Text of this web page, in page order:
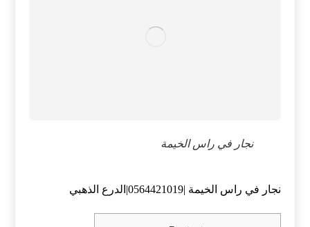
نجار في راس الخيمة
نجار في راس الخيمة |0564421019|الدرع الذهبي